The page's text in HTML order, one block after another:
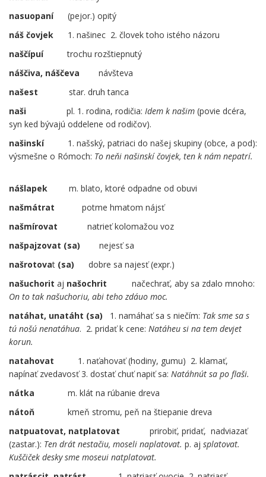
nasuopaní(pejor.) opitý
náš čovjek 1. našinec 2. človek toho istého názoru
naščípuítrochu rozštiepnutý
náščiva, náščeva návšteva
našest star. druh tanca
naši pl. 1. rodina, rodičia: Idem k našim (povie dcéra,
syn ked bývajú oddelene od rodičov).
našinskí 1. našský, patriaci do našej skupiny (obce, a pod):
výsmešne o Rómoch: To neňi našinskí čovjek, ten k nám nepatrí.
nášlapek m. blato, ktoré odpadne od obuvi
našmátrat
potme hmatom nájsť
našmírovat
natrieť kolomažou voz
našpajzovat (sa) nejesť sa
našrotovat (sa)
dobre sa najesť (expr.)
našuchorit aj našochrit
načechrať, aby sa zdalo mnoho:
On to tak našuchoriu, abi teho zdáuo moc.
natáhat, unatáht (sa) 1. namáhať sa s niečím: Tak sme sa s
tú nošú nenatáhua. 2. pridať k cene: Natáheu si na tem devjet
korun.
natahovat 1. naťahovať (hodiny, gumu) 2. klamať,
napínať zvedavosť 3. dostať chuť napiť sa: Natáhnút sa po flaši.
nátka m. klát na rúbanie dreva
nátoň
kmeň stromu, peň na štiepanie dreva
natpuatovat, natplatovat
prirobiť, pridať, nadviazať
(zastar.): Ten drát nestačiu, moseli naplatovat. p. aj splatovat.
Kuščiček desky sme moseui natplatovat.